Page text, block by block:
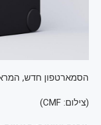
הסמארטפון חדש,
(צילום: CMF )